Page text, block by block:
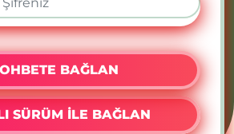
BAĞLAN
SÜRÜM İLE BAĞLAN